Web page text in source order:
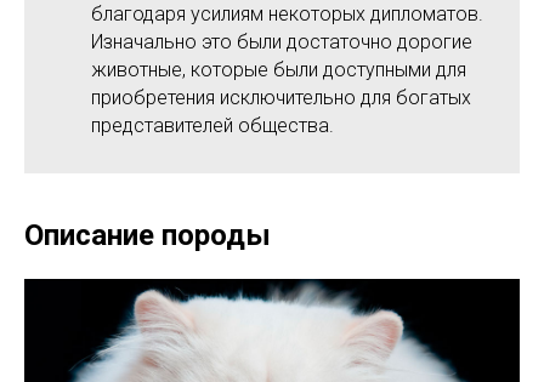
благодаря усилиям некоторых дипломатов.
Изначально это были достаточно дорогие
животные, которые были доступными для
приобретения исключительно для богатых
представителей общества.
Описание породы